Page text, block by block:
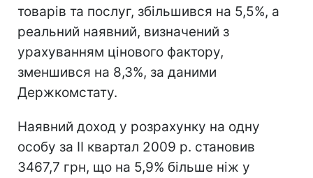
товарів та послуг, збільшився на 5,5%, а
реальний наявний, визначений з
урахуванням цінового фактору,
зменшився на 8,3%, за даними
Держкомстату.
Наявний доход у розрахунку на одну
особу за ІІ квартал 2009 р. становив
3467,7 грн, що на 5,9% більше ніж у